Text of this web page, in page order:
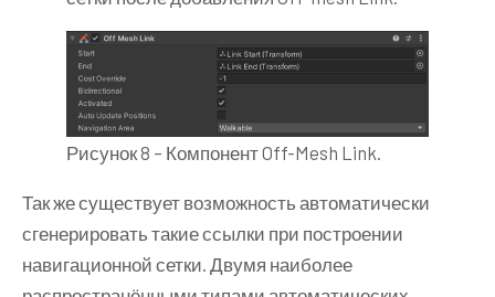
Рисунок 8 – Компонент Off-Mesh Link.
Так же существует возможность автоматически
сгенерировать такие ссылки при построении
навигационной сетки. Двумя наиболее